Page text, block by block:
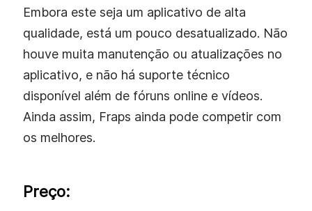
Embora este seja um aplicativo de alta
qualidade, está um pouco desatualizado. Não
houve muita manutenção ou atualizações no
aplicativo, e não há suporte técnico
disponível além de fóruns online e vídeos.
Ainda assim, Fraps ainda pode competir com
os melhores.
Preço: